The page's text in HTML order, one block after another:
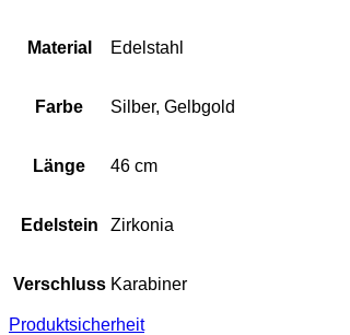
Material Edelstahl
Farbe Silber, Gelbgold
Länge 46 cm
Edelstein Zirkonia
Verschluss Karabiner
Produktsicherheit